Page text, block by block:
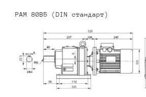
PAM 80B5 (DIN стандарт)